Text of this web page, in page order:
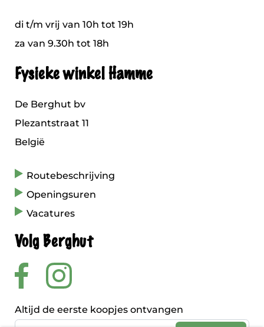
di t/m vrij van 10h tot 19h
za van 9.30h tot 18h
Fysieke winkel Hamme
De Berghut bv
Plezantstraat 11
België
Routebeschrijving
Openingsuren
Vacatures
Volg Berghut
Altijd de eerste koopjes ontvangen